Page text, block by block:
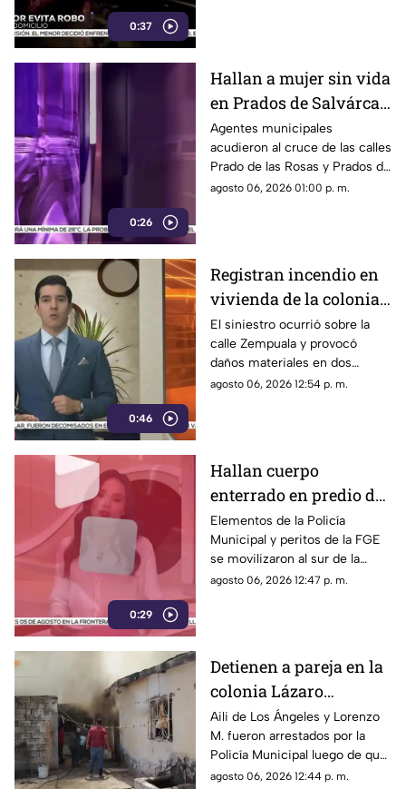
0:37
0:26
Hallan a mujer sin vida
en Prados de Salvárcar;
cuerpo no presentaba
huellas de violencia
Agentes municipales
acudieron al cruce de las calles
Prado de las Rosas y Prados de
Azucenas tras el reporte del
agosto 06, 2026 01:00 p. m.
0:46
Registran incendio en
vivienda de la colonia
Fronteriza; bomberos
controlan las llamas
El siniestro ocurrió sobre la
calle Zempuala y provocó
daños materiales en dos
habitaciones; Protección Civil
agosto 06, 2026 12:54 p. m.
0:29
Hallan cuerpo
enterrado en predio de
la colonia División del
Norte en Chihuahua
Elementos de la Policía
Municipal y peritos de la FGE
se movilizaron al sur de la
capital tras el descubrimiento
agosto 06, 2026 12:47 p. m.
Detienen a pareja en la
colonia Lázaro
Cárdenas tras riña,
agresión física y un
incendio
Aili de Los Ángeles y Lorenzo
M. fueron arrestados por la
Policía Municipal luego de que
el hombre agrediera a la mujer
agosto 06, 2026 12:44 p. m.